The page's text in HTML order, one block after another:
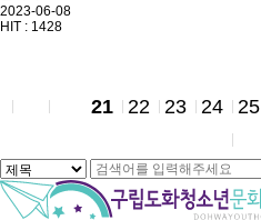
2023-06-08
HIT : 1428
21 22 23 24 25